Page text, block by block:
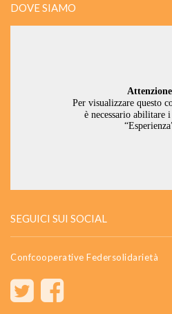
DOVE SIAMO
SEGUICI SUI SOCIAL
Confcooperative Federsolidarietà